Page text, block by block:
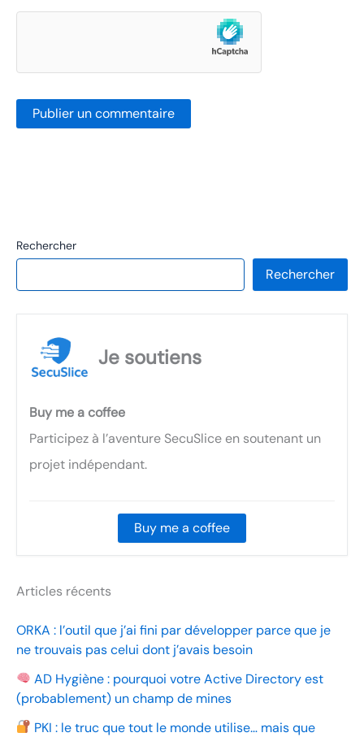
Rechercher
Rechercher
Je soutiens
Buy me a coffee
Participez à l’aventure SecuSlice en soutenant un
projet indépendant.
Buy me a coffee
Articles récents
ORKA : l’outil que j’ai fini par développer parce que je
ne trouvais pas celui dont j’avais besoin
AD Hygiène : pourquoi votre Active Directory est
(probablement) un champ de mines
PKI : le truc que tout le monde utilise… mais que